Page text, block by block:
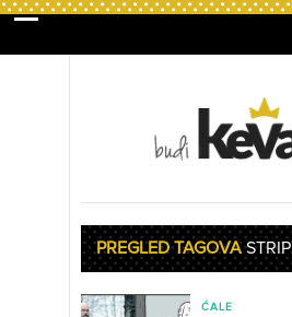
PREGLED TAGOVASTRIP
ĆALE